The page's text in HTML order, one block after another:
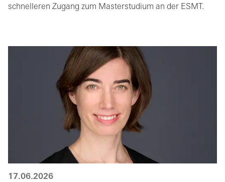
schnelleren Zugang zum Masterstudium an der ESMT.
17.06.2026